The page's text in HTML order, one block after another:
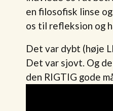
en filosofisk linse
os til refleksion og
Det var dybt (høje
Det var sjovt. Og
den RIGTIG gode